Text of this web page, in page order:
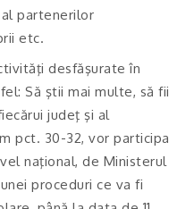
partenerilor
etc.
desfăşurate în
Să ştii mai multe, să fii
judeţ şi al
pct. 30-32, vor participa
naţional, de Ministerul
proceduri ce va fi